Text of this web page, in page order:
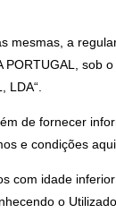
mesmas, a
PORTUGAL, sob
LDA“.
de fornecer
e condições
com idade
o